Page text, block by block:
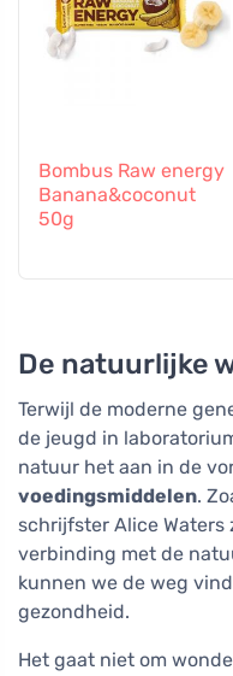
Bombus Raw energy
Banana&coconut
50g
De natuurlijke
Terwijl de moderne
de jeugd in
natuur het aan in de
voedingsmiddelen.
schrijfster Alice Waters
verbinding met de
kunnen we de weg
gezondheid.
Het gaat niet om